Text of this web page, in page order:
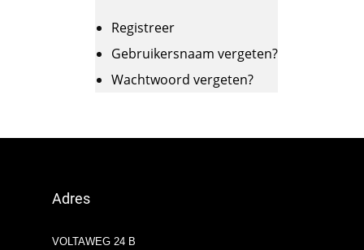
Registreer
Gebruikersnaam vergeten?
Wachtwoord vergeten?
Adres
VOLTAWEG 24 B